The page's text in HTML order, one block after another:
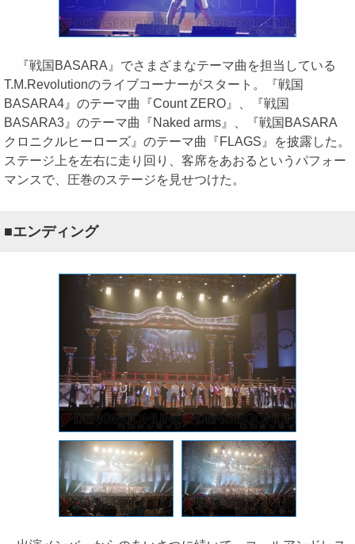
『戦国BASARA』でさまざまなテーマ曲を担当している
T.M.Revolutionのライブコーナーがスタート。『戦国
BASARA4』のテーマ曲『Count ZERO』、『戦国
BASARA3』のテーマ曲『Naked arms』、『戦国BASARA
クロニクルヒーローズ』のテーマ曲『FLAGS』を披露した。
ステージ上を左右に走り回り、客席をあおるというパフォー
マンスで、圧巻のステージを見せつけた。
■エンディング